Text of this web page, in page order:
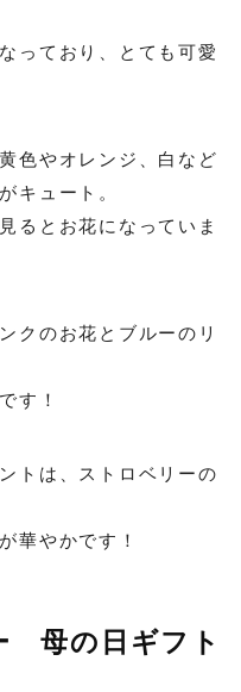
っており、とても可愛
色やオレンジ、白など
キュート。
るとお花になっていま
クのお花とブルーのリ
す！
トは、ストロベリーの
華やかです！
母の日ギフト